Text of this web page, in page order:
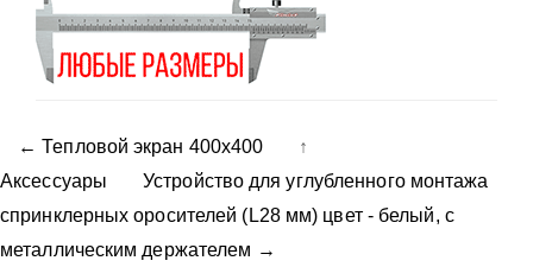
← Тепловой экран 400х400
↑
Аксессуары
Устройство для углубленного монтажа
спринклерных оросителей (L28 мм) цвет - белый, с
металлическим держателем →